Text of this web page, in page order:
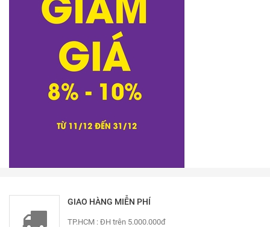
GIAO HÀNG MIỄN PHÍ
TP.HCM : ĐH trên 5.000.000đ